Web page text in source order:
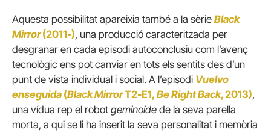
Aquesta possibilitat apareixia també a la sèrie Black
Mirror(2011-), una producció caracteritzada per
desgranar en cada episodi autoconclusiu com l’avenç
tecnològic ens pot canviar en tots els sentits des d’un
punt de vista individual i social. A l’episodi Vuelvo
enseguida (Black MirrorT2-E1, Be Right Back, 2013),
una vídua rep el robot geminoide de la seva parella
morta, a qui se li ha inserit la seva personalitat i memòria